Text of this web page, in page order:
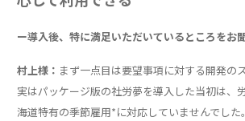
ー導入後、特に満足いただいているところをお
村上様： まず一点目は要望事項に対する開発の
実はパッケージ版の社労夢を導入した当初は、
海道特有の季節雇用*に対応していませんでし